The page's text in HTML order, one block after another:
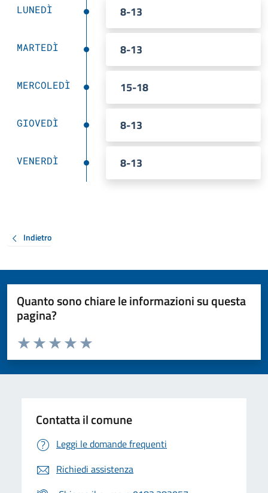
LUNEDÌ 8-13
MARTEDÌ 8-13
MERCOLEDÌ 15-18
GIOVEDÌ 8-13
VENERDÌ 8-13
Indietro
Quanto sono chiare le informazioni su questa
pagina?
Valuta da 1 a 5 stelle la pagina
Valuta 5 stelle su 5
Valuta 4 stelle su 5
Valuta 3 stelle su 5
Valuta 2 stelle su 5
Valuta 1 stelle su 5
Contatta il comune
Leggi le domande frequenti
Richiedi assistenza